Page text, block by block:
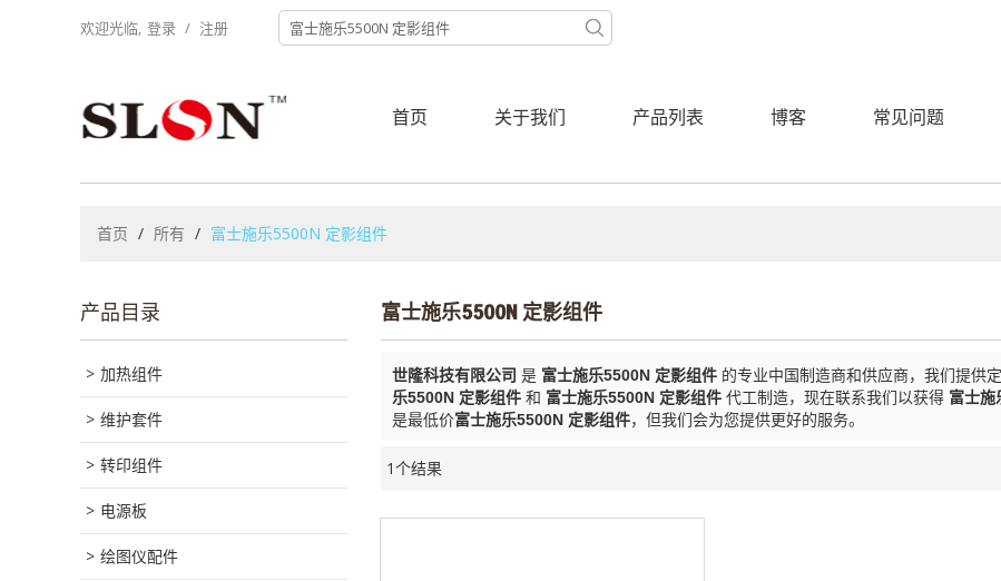
欢迎光临, 登录 / 注册
首页 关于我们 产品列表 博客 常见问题
首页 / 所有 / 富士施乐5500N 定影组件
产品目录
加热组件
维护套件
转印组件
电源板
绘图仪配件
富士施乐5500N 定影组件
世隆科技有限公司 是 富士施乐5500N 定影组件 的专业中国制造商和供应商，我们提供
乐5500N 定影组件 和 富士施乐5500N 定影组件 代工制造，现在联系我们以获得 富士施
是最低价富士施乐5500N 定影组件，但我们会为您提供更好的服务。
1个结果